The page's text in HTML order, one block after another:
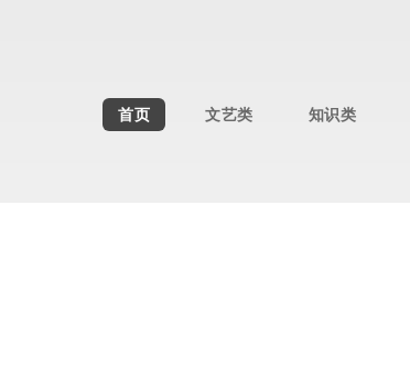
首页 文艺类 知识类